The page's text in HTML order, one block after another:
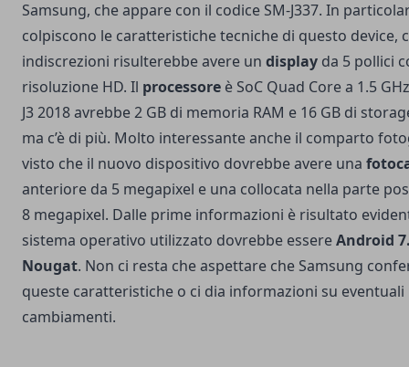
Samsung, che appare con il codice SM-J337. In
colpiscono le caratteristiche tecniche di questo device,
indiscrezioni risulterebbe avere un display da 5 pollici
risoluzione HD. Il processore è SoC Quad Core a 1.5
J3 2018 avrebbe 2 GB di memoria RAM e 16 GB di
ma c’è di più. Molto interessante anche il comparto
visto che il nuovo dispositivo dovrebbe avere una
anteriore da 5 megapixel e una collocata nella parte
8 megapixel. Dalle prime informazioni è risultato
sistema operativo utilizzato dovrebbe essereAndroid
Nougat. Non ci resta che aspettare che Samsung
queste caratteristiche o ci dia informazioni su eventuali
cambiamenti.